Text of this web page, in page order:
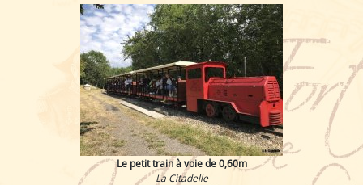
Le petit train à voie de 0,60m
La Citadelle